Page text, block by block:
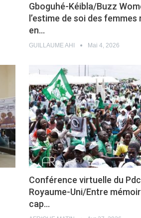
Gboguhé-Kéibla/Buzz
l’estime de soi des
en…
GUILLAUME AHI Mai 4, 2026
Conférence virtuelle du
Royaume-Uni/Entre
cap…